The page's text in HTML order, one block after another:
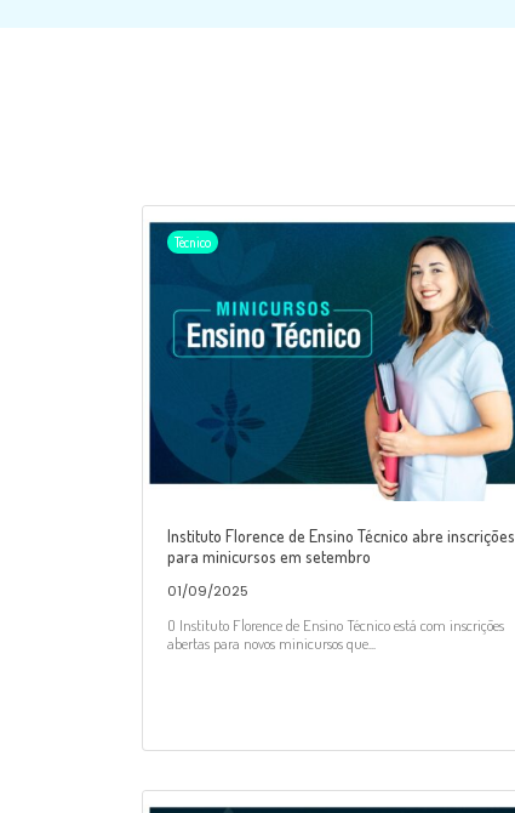
Técnico
Instituto Florence de Ensino Técnico abre inscrições
para minicursos em setembro
01/09/2025
O Instituto Florence de Ensino Técnico está com inscrições
abertas para novos minicursos que...